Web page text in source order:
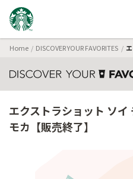
Home DISCOVER YOUR FAVORITES
エクストラショット ソ
モカ【販売終了】